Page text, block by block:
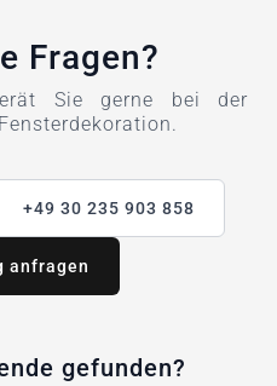
Fragen?
Sie gerne bei der
+49 30 235 903 858
anfragen
gefunden?